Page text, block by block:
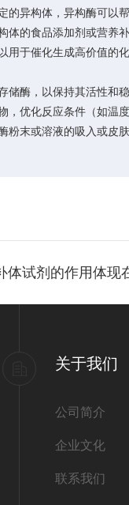
异构体，异构酶可以帮
的食品添加剂或营养补
于催化生成高价值的化
酶，以保持其活性和稳
优化反应条件（如温度
末或溶液的吸入或皮肤
体试剂的作用体现
关于我们
公司简介
企业文化
联系我们